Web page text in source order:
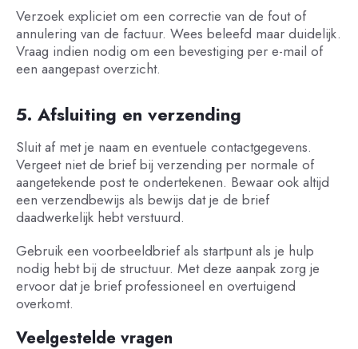
Verzoek expliciet om een correctie van de fout of
annulering van de factuur. Wees beleefd maar duidelijk.
Vraag indien nodig om een bevestiging per e-mail of
een aangepast overzicht.
5. Afsluiting en verzending
Sluit af met je naam en eventuele contactgegevens.
Vergeet niet de brief bij verzending per normale of
aangetekende post te ondertekenen. Bewaar ook altijd
een verzendbewijs als bewijs dat je de brief
daadwerkelijk hebt verstuurd.
Gebruik een voorbeeldbrief als startpunt als je hulp
nodig hebt bij de structuur. Met deze aanpak zorg je
ervoor dat je brief professioneel en overtuigend
overkomt.
Veelgestelde vragen